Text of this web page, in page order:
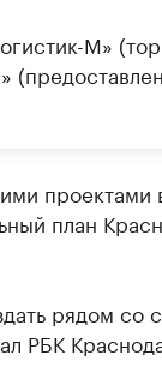
М»
проектами
план
рядом со
РБК